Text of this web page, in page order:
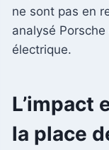
ne sont pas en
analysé
électrique.
L’impact
la place